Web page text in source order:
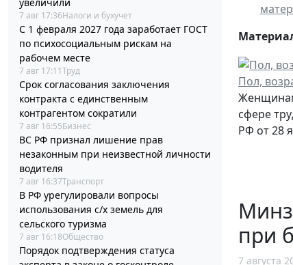
7 авг 17:36Налоги и бухучет
С 1 февраля 2027 года заработает ГОСТ
по психосоциальным рискам на
рабочем месте
7 авг 17:11Труд
Срок согласования заключения
контракта с единственным
контрагентом сократили
7 авг 16:55Бизнес
ВС РФ признал лишение прав
незаконным при неизвестной личности
водителя
7 авг 16:37Транспорт
В РФ урегулировали вопросы
использования с/х земель для
сельского туризма
7 авг 16:18Общество
Порядок подтверждения статуса
Пол,
сфере
РФ от 28
при
7 августа